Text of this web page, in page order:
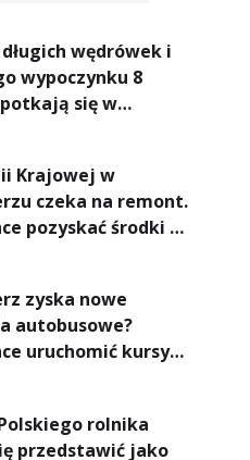
długich wędrówek i
wypoczynku 8
się w
Krajowej w
czeka na remont.
pozyskać środki z
zyska nowe
autobusowe?
uruchomić kursy
rolnika
przedstawić jako